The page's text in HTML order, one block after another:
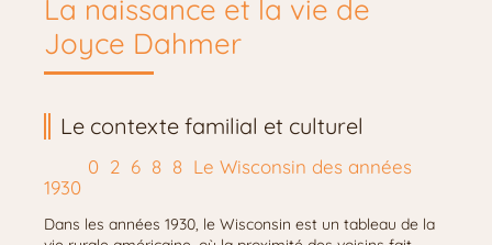
La naissance et la vie de
Joyce Dahmer
Le contexte familial et culturel
Le Wisconsin des années
1930
Dans les années 1930, le Wisconsin est un tableau de la